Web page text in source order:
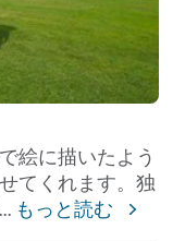
絵に描いたよう
てくれます。独
... もっと読む